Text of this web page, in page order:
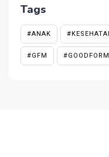
Tags
#ANAK
#GFM